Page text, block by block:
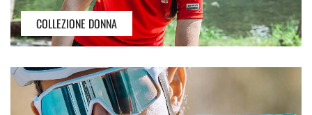
COLLEZIONE DONNA